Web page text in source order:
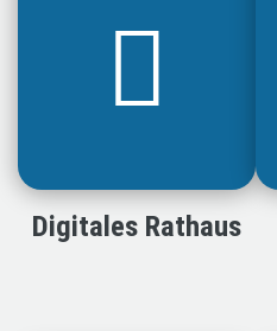
Digitales Rathaus